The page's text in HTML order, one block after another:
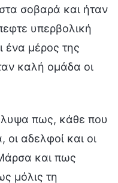
σοβαρά και ήταν
υπερβολική
ένα μέρος της
καλή ομάδα οι
πως, κάθε που
οι αδελφοί και οι
και πως
μόλις τη